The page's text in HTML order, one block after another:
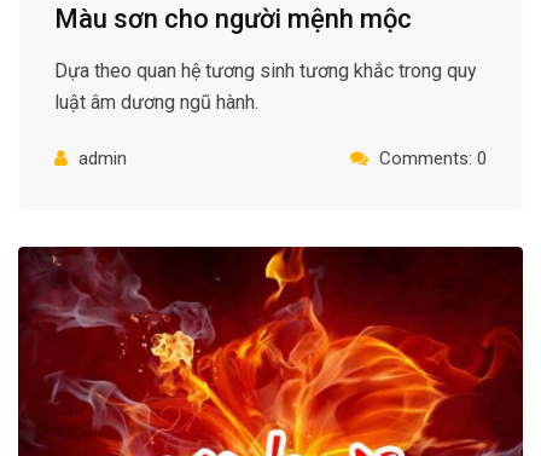
Màu sơn cho người mệnh mộc
Dựa theo quan hệ tương sinh tương khắc trong quy
luật âm dương ngũ hành.
admin Comments: 0